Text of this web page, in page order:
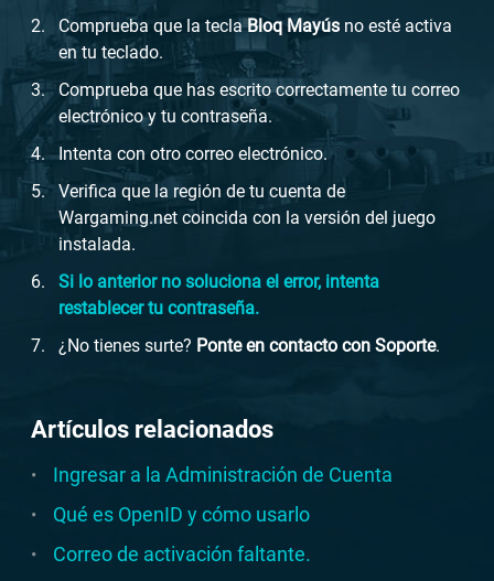
Comprueba que la teclaBloq Mayús no esté activa
en tu teclado.
Comprueba que has escrito correctamente tu correo
electrónico y tu contraseña.
Intenta con otro correo electrónico.
Verifica que la región de tu cuenta de
Wargaming.net coincida con la versión del juego
instalada.
Si lo anterior no soluciona el error, intenta
restablecer tu contraseña.
¿No tienes surte? Ponte en contacto con Soporte.
Artículos relacionados
Ingresar a la Administración de Cuenta
Qué es OpenID y cómo usarlo
Correo de activación faltante.